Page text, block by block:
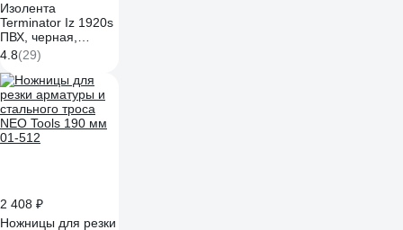
Изолента
Terminator Iz 1920s
ПВХ, черная,
автомобильная,
0.13 мм, 19 мм, 20
м 2000251
4.8(29)
2 408 ₽
Ножницы для резки